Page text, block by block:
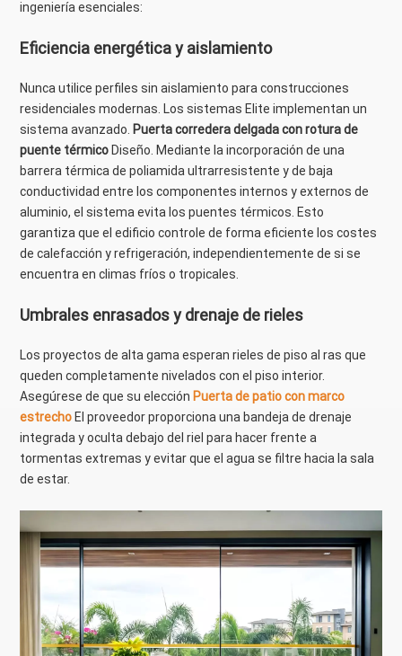
ingeniería esenciales:
Eficiencia energética y aislamiento
Nunca utilice perfiles sin aislamiento para construcciones
residenciales modernas. Los sistemas Elite implementan un
sistema avanzado. Puerta corredera delgada con rotura de
puente térmico Diseño. Mediante la incorporación de una
barrera térmica de poliamida ultrarresistente y de baja
conductividad entre los componentes internos y externos de
aluminio, el sistema evita los puentes térmicos. Esto
garantiza que el edificio controle de forma eficiente los costes
de calefacción y refrigeración, independientemente de si se
encuentra en climas fríos o tropicales.
Umbrales enrasados ​​y drenaje de rieles
Los proyectos de alta gama esperan rieles de piso al ras que
queden completamente nivelados con el piso interior.
Asegúrese de que su elección Puerta de patio con marco
estrecho El proveedor proporciona una bandeja de drenaje
integrada y oculta debajo del riel para hacer frente a
tormentas extremas y evitar que el agua se filtre hacia la sala
de estar.